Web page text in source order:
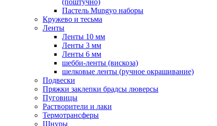
Пастель Mungyo наборы
Кружево и тесьма
Ленты
Ленты 10 мм
Ленты 3 мм
Ленты 6 мм
шебби-ленты (вискоза)
шелковые ленты (ручное окрашивание)
Подвески
Пряжки заклепки брадсы люверсы
Пуговицы
Растворители и лаки
Термотрансферы
Шнуры